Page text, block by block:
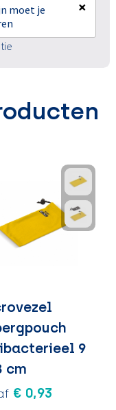
moet je
×
9
cm
€ 0,93